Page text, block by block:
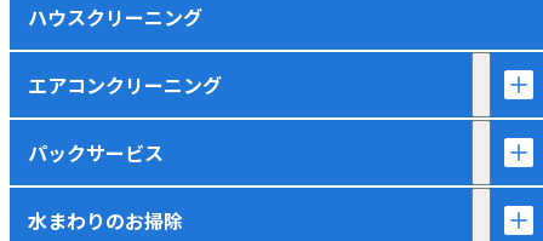
ハウスクリーニング
エアコンクリーニング
パックサービス
水まわりのお掃除